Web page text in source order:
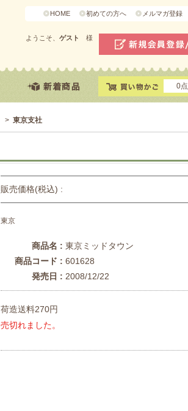
HOME 初めての方へ メルマガ登録
ようこそ、 ゲスト 様
0点
> 東京支社
販売価格(税込) :
東京
商品名 : 東京ミッドタウン
商品コード : 601628
発売日 : 2008/12/22
荷造送料270円
売切れました。